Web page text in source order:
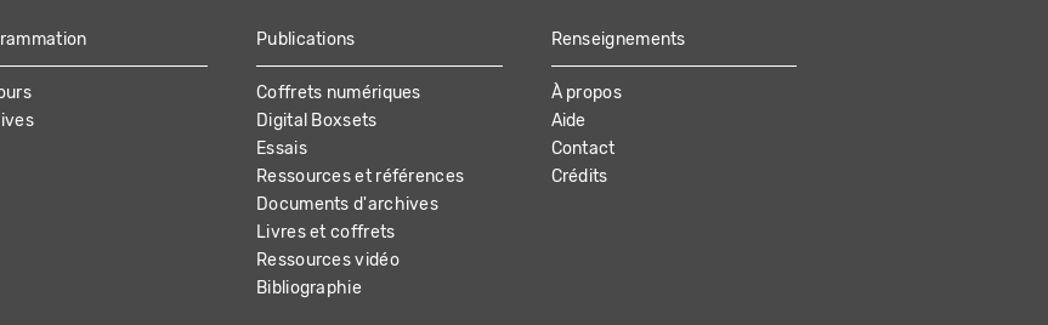
Publications
Coffrets numériques
Digital Boxsets
Essais
Ressources et références
Documents d'archives
Livres et coffrets
Ressources vidéo
Bibliographie
Renseignements
À propos
Aide
Contact
Crédits